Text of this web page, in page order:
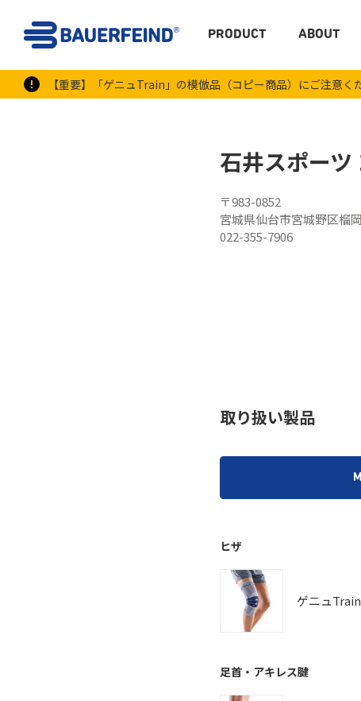
【重要】「ゲニュTrain」の模倣品（コピー商品）にご注意く
PRODUCT ABOUT
石井スポー
〒983-0852
宮城県仙台市宮城野区榴
022-355-7906
取り扱い製品
ヒザ
ゲニュTrain
足首・アキレス腱